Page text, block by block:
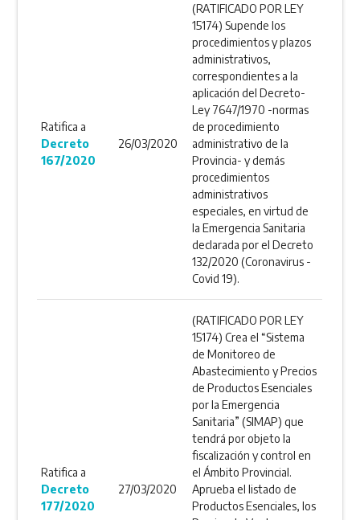
Ratifica a
Decreto
167/2020
26/03/2020
(RATIFICADO POR LEY
15174) Supende los
procedimientos y plazos
administrativos,
correspondientes a la
aplicación del Decreto-
Ley 7647/1970 -normas
de procedimiento
administrativo de la
Provincia- y demás
procedimientos
administrativos
especiales, en virtud de
la Emergencia Sanitaria
declarada por el Decreto
132/2020 (Coronavirus -
Covid 19).
Ratifica a
Decreto
177/2020
27/03/2020
(RATIFICADO POR LEY
15174) Crea el “Sistema
de Monitoreo de
Abastecimiento y Precios
de Productos Esenciales
por la Emergencia
Sanitaria” (SIMAP) que
tendrá por objeto la
fiscalización y control en
el Ámbito Provincial.
Aprueba el listado de
Productos Esenciales, los